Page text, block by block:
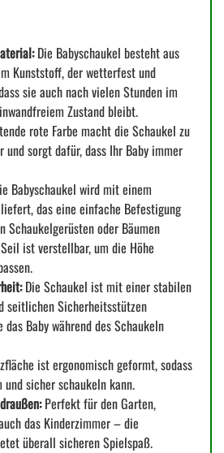
Die Babyschaukel besteht aus
Kunststoff, der wetterfest und
sie auch nach vielen Stunden im
Zustand bleibt.
rote Farbe macht die Schaukel zu
und sorgt dafür, dass Ihr Baby immer
Babyschaukel wird mit einem
das eine einfache Befestigung
Schaukelgerüsten oder Bäumen
ist verstellbar, um die Höhe
Die Schaukel ist mit einer stabilen
seitlichen Sicherheitsstützen
Baby während des Schaukeln
ist ergonomisch geformt, sodass
und sicher schaukeln kann.
Perfekt für den Garten,
das Kinderzimmer – die
überall sicheren Spielspaß.